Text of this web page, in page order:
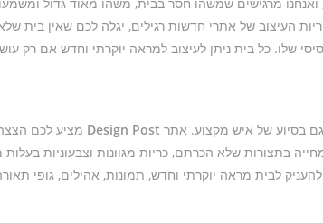
העיצוב של אתרי חדשות רגילים, יגלה לכם שאין בית
שלו. כל בית ניתן לעיצוב למראה יוקרתי וחדש אם רק
בסיוע של איש מקצוע. אתר Design Post מציע לכם
בתצורות שלא הכרתם, כריות מגוונות וצבעוניות בעלות
לבית מראה יוקרתי וחדש, תמונות, אהילים, גופי